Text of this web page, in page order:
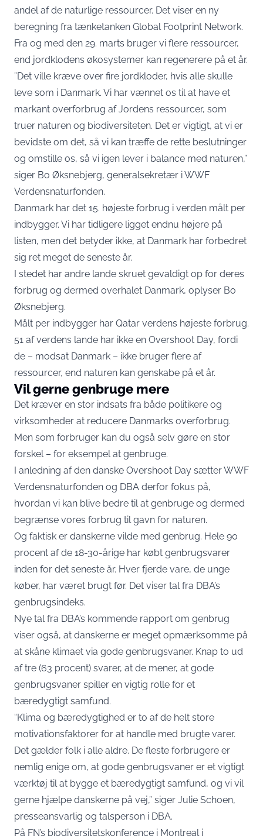
andel af de naturlige ressourcer. Det viser en ny
beregning fra tænketanken Global Footprint Network.
Fra og med den 29. marts bruger vi flere ressourcer,
end jordklodens økosystemer kan regenerere på et år.
”Det ville kræve over fire jordkloder, hvis alle skulle
leve som i Danmark. Vi har vænnet os til at have et
markant overforbrug af Jordens ressourcer, som
truer naturen og biodiversiteten. Det er vigtigt, at vi er
bevidste om det, så vi kan træffe de rette beslutninger
og omstille os, så vi igen lever i balance med naturen,”
siger Bo Øksnebjerg, generalsekretær i WWF
Verdensnaturfonden.
Danmark har det 15. højeste forbrug i verden målt per
indbygger. Vi har tidligere ligget endnu højere på
listen, men det betyder ikke, at Danmark har forbedret
sig ret meget de seneste år.
I stedet har andre lande skruet gevaldigt op for deres
forbrug og dermed overhalet Danmark, oplyser Bo
Øksnebjerg.
Målt per indbygger har Qatar verdens højeste forbrug.
51 af verdens lande har ikke en Overshoot Day, fordi
de – modsat Danmark – ikke bruger flere af
ressourcer, end naturen kan genskabe på et år.
Vil gerne genbruge mere
Det kræver en stor indsats fra både politikere og
virksomheder at reducere Danmarks overforbrug.
Men som forbruger kan du også selv gøre en stor
forskel – for eksempel at genbruge.
I anledning af den danske Overshoot Day sætter WWF
Verdensnaturfonden og DBA derfor fokus på,
hvordan vi kan blive bedre til at genbruge og dermed
begrænse vores forbrug til gavn for naturen.
Og faktisk er danskerne vilde med genbrug. Hele 90
procent af de 18-30-årige har købt genbrugsvarer
inden for det seneste år. Hver fjerde vare, de unge
køber, har været brugt før. Det viser tal fra DBA’s
genbrugsindeks.
Nye tal fra DBA’s kommende rapport om genbrug
viser også, at danskerne er meget opmærksomme på
at skåne klimaet via gode genbrugsvaner. Knap to ud
af tre (63 procent) svarer, at de mener, at gode
genbrugsvaner spiller en vigtig rolle for et
bæredygtigt samfund.
“Klima og bæredygtighed er to af de helt store
motivationsfaktorer for at handle med brugte varer.
Det gælder folk i alle aldre. De fleste forbrugere er
nemlig enige om, at gode genbrugsvaner er et vigtigt
værktøj til at bygge et bæredygtigt samfund, og vi vil
gerne hjælpe danskerne på vej,” siger Julie Schoen,
presseansvarlig og talsperson i DBA.
På FN’s biodiversitetskonference i Montreal i